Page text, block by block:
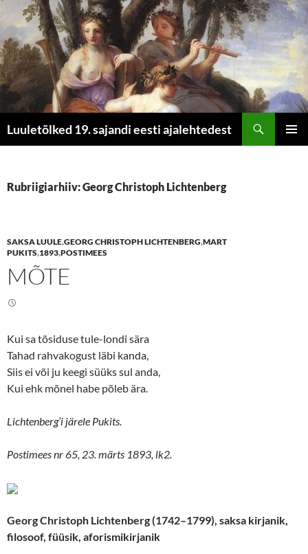
Luuletõlked 19. sajandi eesti ajalehtedest
Rubriigiarhiiv: Georg Christoph Lichtenberg
SAKSA LUULE,GEORG CHRISTOPH LICHTENBERG,MART
PUKITS,1893,POSTIMEES
MÕTE
Kui sa tõsiduse tule-londi sära
Tahad rahvakogust läbi kanda,
Siis ei või ju keegi süüks sul anda,
Kui ehk mõnel habe põleb ära.
Lichtenberg’i järele Pukits.
Postimees nr 65, 23. märts 1893, lk2.
Georg Christoph Lichtenberg (1742–1799), saksa kirjanik,
filosoof, füüsik, aforismikirjanik